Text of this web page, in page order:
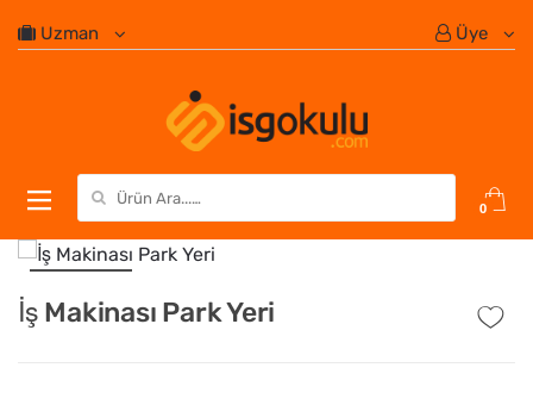
Uzman Üye
Search for:
0
İş Makinası Park Yeri